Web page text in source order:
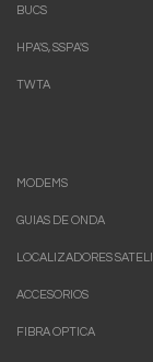
BUCS
HPA'S, SSPA'S
TWTA
MODEMS
GUIAS DE ONDA
LOCALIZADORES
ACCESORIOS
FIBRA OPTICA